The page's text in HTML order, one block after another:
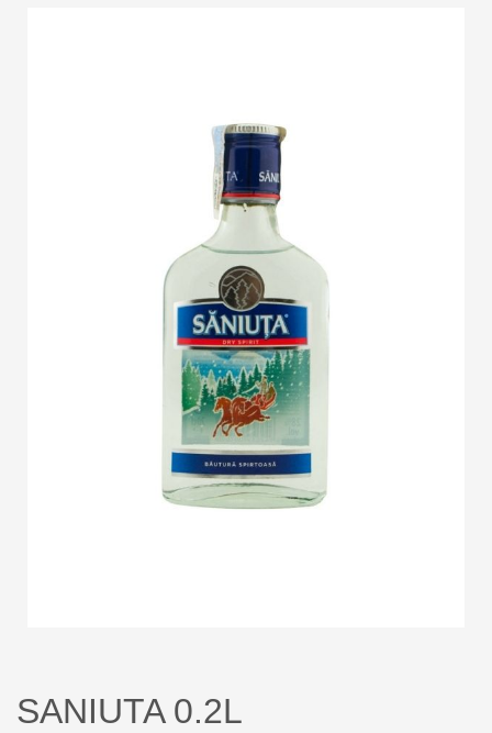
SANIUTA 0.2L